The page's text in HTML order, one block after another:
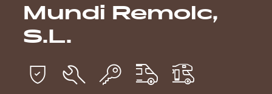
Modelle
Fahrzeugfinder
Mundi Remolc,
S.L.